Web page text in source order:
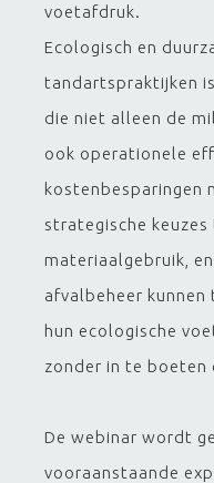
voetafdruk.
Ecologisch en
tandartspraktijken
die niet alleen de
ook operationele
kostenbesparingen
strategische
materiaalgebruik,
afvalbeheer
hun ecologische
zonder in te boeten
De webinar wordt
vooraanstaande